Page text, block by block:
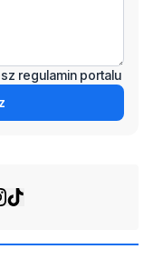
regulamin portalu